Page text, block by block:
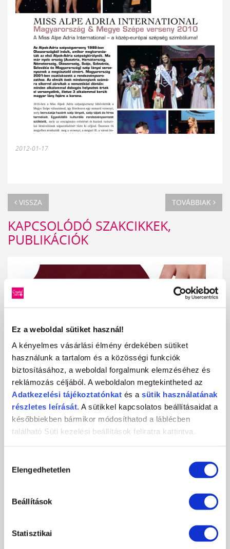
Ez a weboldal sütiket használ!
A kényelmes vásárlási élmény érdekében sütiket
használunk a tartalom és a közösségi funkciók
biztosításához, a weboldal forgalmunk elemzéséhez és
reklámozás céljából. A weboldalon megtekintheted az
Adatkezelési tájékoztatónkat és a sütik használatának
részletes leírását. A sütikkel kapcsolatos beállításaidat a
későbbiekben bármikor módosíthatod a láblécben
található Süti kezelési beállítások feliratra kattintva.
kiválasztása
Elengedhetetlen
Beállítások
Statisztikai
2012-01-17
VISSZA TOVÁBBIAK
KAPCSOLÓDÓ SZAKCIKKEK,
PUBLIKÁCIÓK
KÖRMÖSNAP 2024/25 TÉL
2024-10-29
Csatlakozz november 9-én személyesen, vagy november 10-én
online, és ismerd meg első...